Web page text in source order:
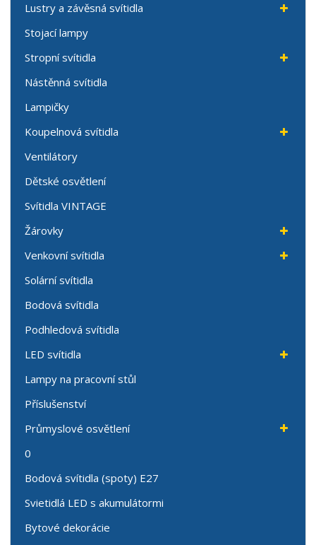
Lustry a závěsná svítidla
Stojací lampy
Stropní svítidla
Nástěnná svítidla
Lampičky
Koupelnová svítidla
Ventilátory
Dětské osvětlení
Svítidla VINTAGE
Žárovky
Venkovní svítidla
Solární svítidla
Bodová svítidla
Podhledová svítidla
LED svítidla
Lampy na pracovní stůl
Příslušenství
Průmyslové osvětlení
0
Bodová svítidla (spoty) E27
Svietidlá LED s akumulátormi
Bytové dekorácie